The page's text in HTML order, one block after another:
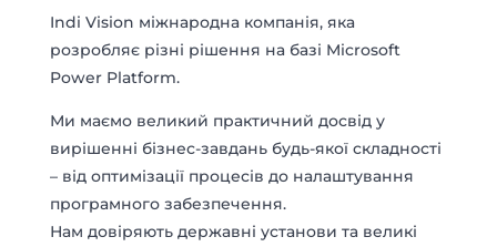
Indi Vision міжнародна компанія, яка
розробляє різні рішення на базі Microsoft
Power Platform.
Ми маємо великий практичний досвід у
вирішенні бізнес-завдань будь-якої складності
– від оптимізації процесів до налаштування
програмного забезпечення.
Нам довіряють державні установи та великі